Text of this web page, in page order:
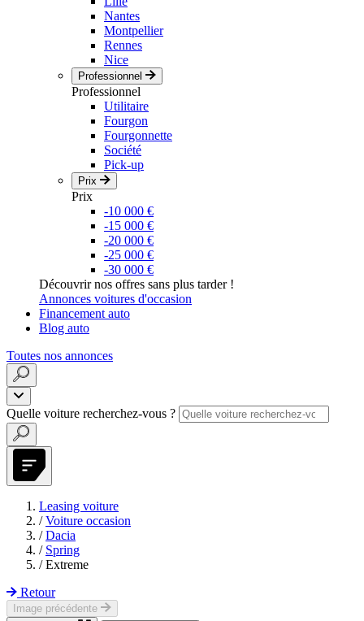
Nantes
Montpellier
Rennes
Nice
Professionnel
Professionnel
Utilitaire
Fourgon
Fourgonnette
Société
Pick-up
Prix
Prix
-10 000 €
-15 000 €
-20 000 €
-25 000 €
-30 000 €
Découvrir nos offres sans plus tarder !
Annonces voitures d'occasion
Financement auto
Blog auto
Toutes nos annonces
Quelle voiture recherchez-vous ?
Leasing voiture
/ Voiture occasion
/ Dacia
/ Spring
/ Extreme
Retour
Image précédente